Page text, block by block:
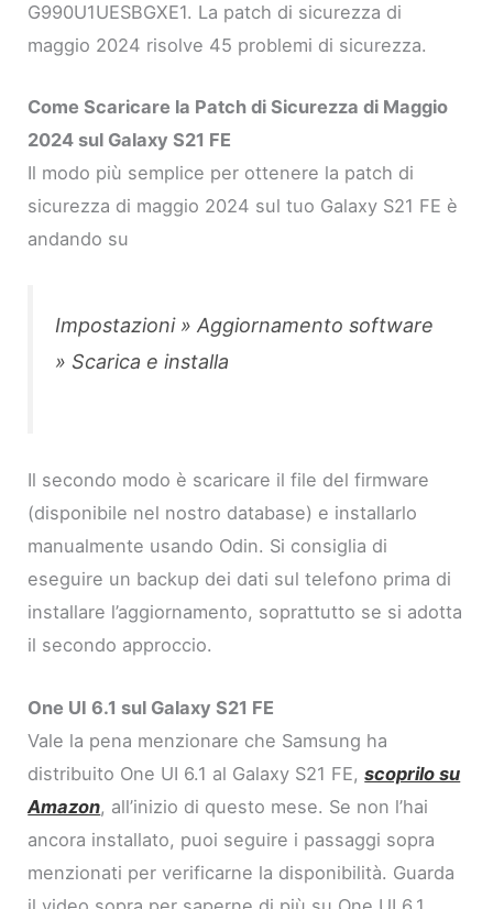
G990U1UESBGXE1. La patch di sicurezza di
maggio 2024 risolve 45 problemi di sicurezza.
Come Scaricare la Patch di Sicurezza di Maggio
2024 sul Galaxy S21 FE
Il modo più semplice per ottenere la patch di
sicurezza di maggio 2024 sul tuo Galaxy S21 FE è
andando su
Impostazioni » Aggiornamento software
» Scarica e installa
Il secondo modo è scaricare il file del firmware
(disponibile nel nostro database) e installarlo
manualmente usando Odin. Si consiglia di
eseguire un backup dei dati sul telefono prima di
installare l’aggiornamento, soprattutto se si adotta
il secondo approccio.
One UI 6.1 sul Galaxy S21 FE
Vale la pena menzionare che Samsung ha
distribuito One UI 6.1 al Galaxy S21 FE,scoprilo su
Amazon, all’inizio di questo mese. Se non l’hai
ancora installato, puoi seguire i passaggi sopra
menzionati per verificarne la disponibilità. Guarda